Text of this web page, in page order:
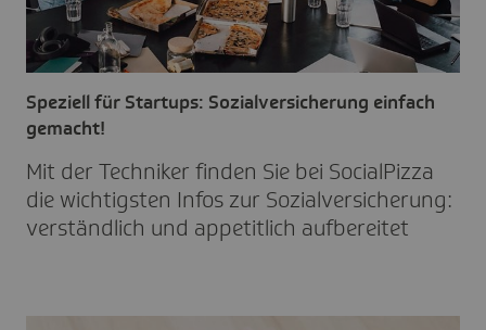
Mit der Tech­niker finden Sie bei Soci­al­Pizza
die wich­tigsten Infos zur Sozi­al­ver­si­che­rung:
verständ­lich und appe­tit­lich aufbe­reitet
Speziell für Startups: Sozialversicherung einfach
gemacht!